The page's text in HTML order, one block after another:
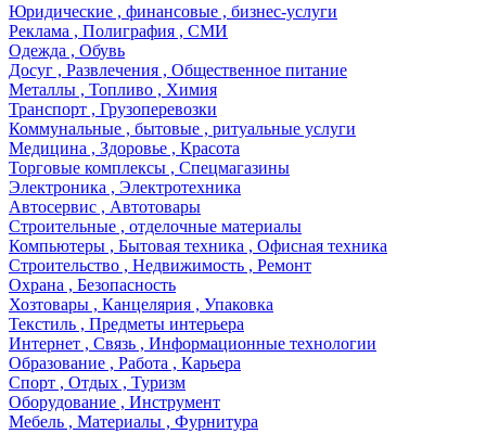
Юридические , финансовые , бизнес-услуги
Реклама , Полиграфия , СМИ
Одежда , Обувь
Досуг , Развлечения , Общественное питание
Металлы , Топливо , Химия
Транспорт , Грузоперевозки
Коммунальные , бытовые , ритуальные услуги
Медицина , Здоровье , Красота
Торговые комплексы , Спецмагазины
Электроника , Электротехника
Автосервис , Автотовары
Строительные , отделочные материалы
Компьютеры , Бытовая техника , Офисная техника
Строительство , Недвижимость , Ремонт
Охрана , Безопасность
Хозтовары , Канцелярия , Упаковка
Текстиль , Предметы интерьера
Интернет , Связь , Информационные технологии
Образование , Работа , Карьера
Спорт , Отдых , Туризм
Оборудование , Инструмент
Мебель , Материалы , Фурнитура